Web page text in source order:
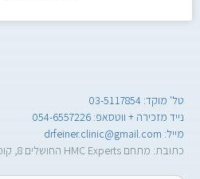
טל' מוקד: 03-5117854
נייד מזכירה + ווטסאפ: 054-6557226
מייל: drfeiner.clinic@gmail.com
כתובת: מתחם HMC Experts החושלים 8, קומה 2, הרצליה